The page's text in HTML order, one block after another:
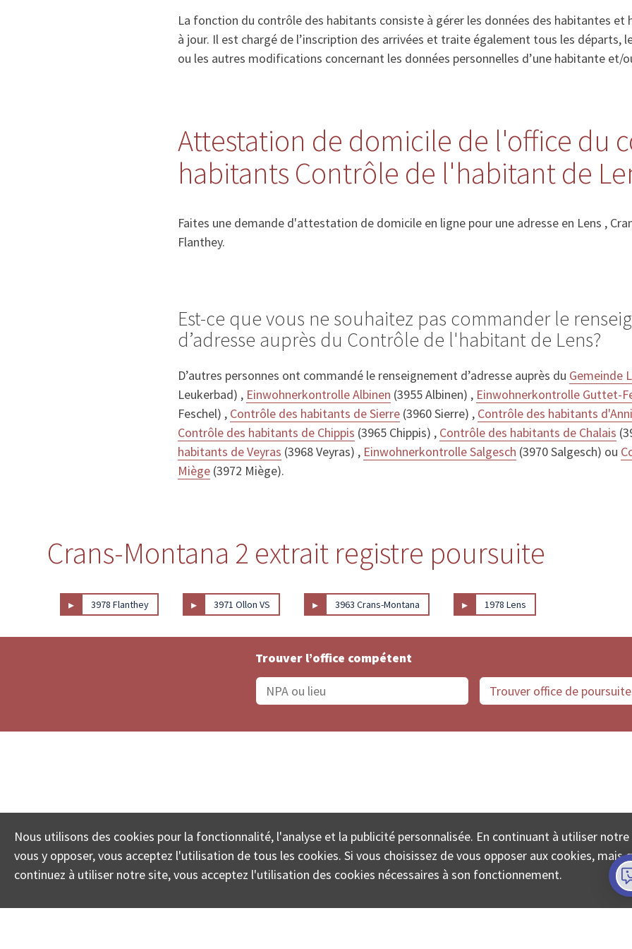
La fonction du contrôle des habitants consiste à gérer les données des habitantes
à jour. Il est chargé de l’inscription des arrivées et traite également tous les départs,
ou les autres modifications concernant les données personnelles d’une habitante et/
Attestation de domicile de l'office du
habitants Contrôle de l'habitant de
Faites une demande d'attestation de domicile en ligne pour une adresse en Lens ,
Flanthey.
Est-ce que vous ne souhaitez pas commander le
d’adresse auprès du Contrôle de l'habitant de Lens?
D’autres personnes ont commandé le renseignement d’adresse auprès du Gemeinde
Leukerbad) , Einwohnerkontrolle Albinen (3955 Albinen) , Einwohnerkontrolle Guttet-
Feschel) , Contrôle des habitants de Sierre (3960 Sierre) , Contrôle des habitants
Contrôle des habitants de Chippis (3965 Chippis) , Contrôle des habitants de Chalais
habitants de Veyras (3968 Veyras) , Einwohnerkontrolle Salgesch (3970 Salgesch) ou
Miège (3972 Miège).
Crans-Montana 2 extrait registre poursuite
▸ 3978 Flanthey ▸ 3971 Ollon VS ▸ 3963 Crans-Montana ▸ 1978 Lens
Trouver l’office compétent
Nous utilisons des cookies pour la fonctionnalité, l'analyse et la publicité personnalisée. En continuant à utiliser
vous y opposer, vous acceptez l'utilisation de tous les cookies. Si vous choisissez de vous opposer aux cookies, mais
continuez à utiliser notre site, vous acceptez l'utilisation des cookies nécessaires à son fonctionnement.
© COLLECTA SA www.poursuites-plus.ch est un service de